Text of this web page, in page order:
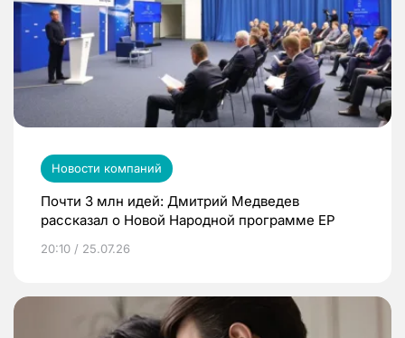
Новости компаний
Почти 3 млн идей: Дмитрий Медведев
рассказал о Новой Народной программе ЕР
20:10 / 25.07.26